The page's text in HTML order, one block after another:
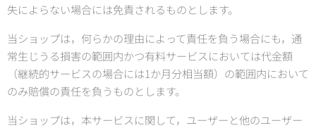
失によらない場合には免責されるものとします。
当ショップは，何らかの理由によって責任を負う場合にも，通
常生じうる損害の範囲内かつ有料サービスにおいては代金額
（継続的サービスの場合には1か月分相当額）の範囲内において
のみ賠償の責任を負うものとします。
当ショップは，本サービスに関して，ユーザーと他のユーザー